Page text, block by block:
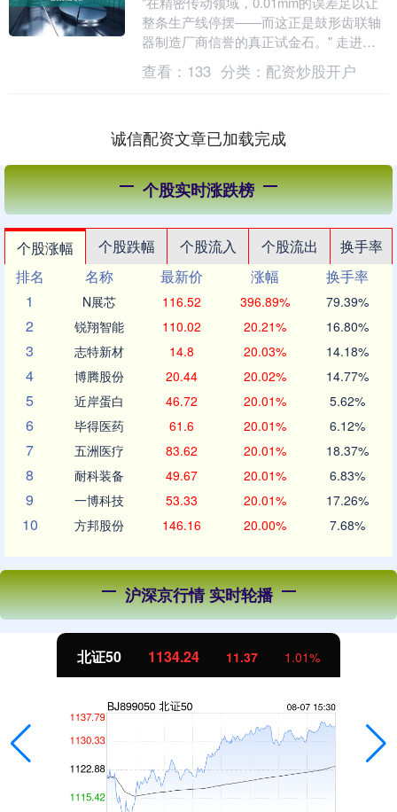
整条生产线停摆——而这正是鼓形齿联轴
器制造厂商信誉的真正试金石。" 走进无
锡市汉森机械有限公司的生产车间鸿满
仓，扑面而....
查看： 133 分类： 配资炒股开户
诚信配资文章已加载完成
个股实时涨跌榜
个股涨幅 个股跌幅 个股流入 个股流出
换手率
排名
名称 最新价 涨幅
换手率
1
N展芯 116.52 396.89% 79.39%
2 锐翔智能 110.02 20.21% 16.80%
3 志特新材 14.8 20.03% 14.18%
4 博腾股份 20.44 20.02% 14.77%
5 近岸蛋白 46.72 20.01% 5.62%
6 毕得医药 61.6 20.01% 6.12%
7 五洲医疗 83.62 20.01% 18.37%
8 耐科装备 49.67 20.01% 6.83%
9 一博科技 53.33 20.01% 17.26%
10 方邦股份 146.16 20.00% 7.68%
沪深京行情 实时轮播
北证50 1134.24 11.37 1.01%